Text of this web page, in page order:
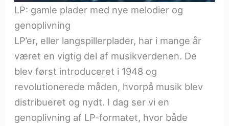
LP: gamle plader med nye melodier og
genoplivning
LP’er, eller langspillerplader, har i mange år
været en vigtig del af musikverdenen. De
blev først introduceret i 1948 og
revolutionerede måden, hvorpå musik blev
distribueret og nydt. I dag ser vi en
genoplivning af LP-formatet, hvor både